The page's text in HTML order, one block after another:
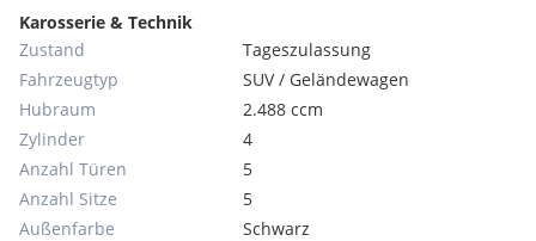
Karosserie & Technik
Zustand
Tageszulassung
Fahrzeugtyp
SUV / Geländewagen
Hubraum
2.488 ccm
Zylinder
4
Anzahl Türen
5
Anzahl Sitze
5
Außenfarbe
Schwarz